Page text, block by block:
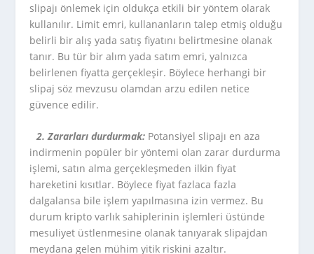
slipajı önlemek için oldukça etkili bir yöntem olarak
kullanılır. Limit emri, kullananların talep etmiş olduğu
belirli bir alış yada satış fiyatını belirtmesine olanak
tanır. Bu tür bir alım yada satım emri, yalnızca
belirlenen fiyatta gerçekleşir. Böylece herhangi bir
slipaj söz mevzusu olamdan arzu edilen netice
güvence edilir.
2. Zararları durdurmak: Potansiyel slipajı en aza
indirmenin popüler bir yöntemi olan zarar durdurma
işlemi, satın alma gerçekleşmeden ilkin fiyat
hareketini kısıtlar. Böylece fiyat fazlaca fazla
dalgalansa bile işlem yapılmasına izin vermez. Bu
durum kripto varlık sahiplerinin işlemleri üstünde
mesuliyet üstlenmesine olanak tanıyarak slipajdan
meydana gelen mühim yitik riskini azaltır.